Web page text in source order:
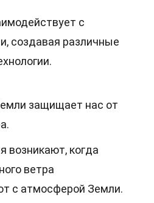
с
создавая различные
защищает нас от
возникают, когда
ветра
с атмосферой Земли.